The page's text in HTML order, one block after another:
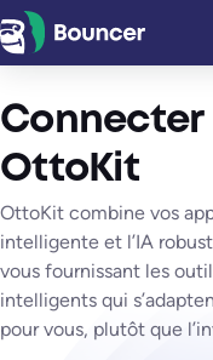
Aller
au
Connecter
OttoKit
OttoKit combine vos
intelligente et l’IA
vous fournissant les
intelligents qui
pour vous, plutôt que